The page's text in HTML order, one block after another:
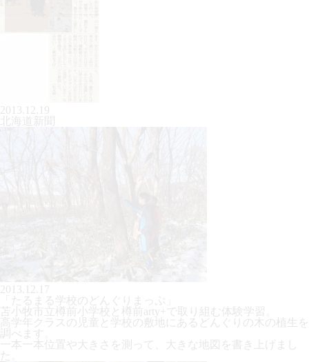
2013.12.19
北海道新聞
2013.12.17
「たるまる学校のどんぐりまっぷ」
苫小牧市立樽前小学校と樽前arty+で取り組む体験学習。
高学年クラスの児童と学校の敷地にあるどんぐりの木の植生を
調べます。
一本一本位置や大きさを測って、大きな地図を書き上げまし
た。